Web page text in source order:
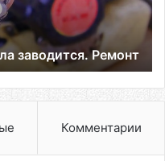
заводится. Ремонт
Комментарии